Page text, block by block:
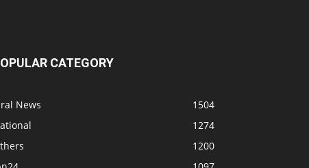
CATEGORY
News
1504
1274
1200